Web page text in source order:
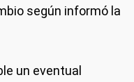
según informó la
un eventual